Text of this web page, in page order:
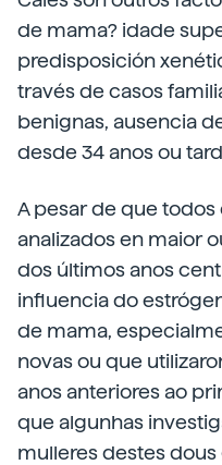
de mama? idade
predisposición
través de casos
benignas, ausencia
desde 34 anos ou
A pesar de que
analizados en maior
dos últimos anos
influencia do
de mama,
novas ou que
anos anteriores ao
que algunhas
mulleres destes